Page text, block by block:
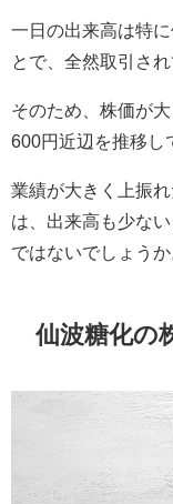
一日の出来高は特
とで、全然取引され
そのため、株価が
600円近辺を推移し
業績が大きく上振
は、出来高も少な
ではないでしょうか
仙波糖化の